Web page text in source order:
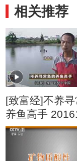
相关推荐
[致富经]不养
养鱼高手